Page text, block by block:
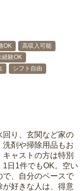
OK
高収入可能
経験OK
シフト自由
回り、玄関など家の
剤や掃除用品もお
ャストの方は特別
日1件でもOK。空い
で、自分のペースで
が好きな人は、得意